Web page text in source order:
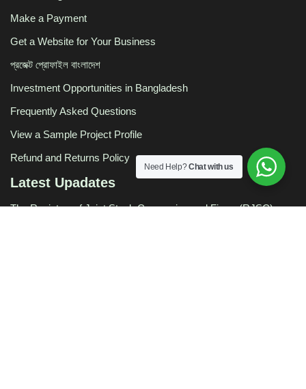
Important Pages
Best Selling Products
Make a Payment
Get a Website for Your Business
প্রজেক্ট প্রোফাইল বাংলাদেশ
Investment Opportunities in Bangladesh
Frequently Asked Questions
View a Sample Project Profile
Refund and Returns Policy
Need Help?Chat with us